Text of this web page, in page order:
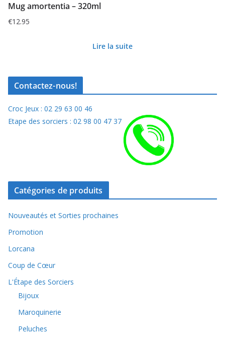
Mug amortentia – 320ml
€12.95
Lire la suite
Contactez-nous!
Croc Jeux : 02 29 63 00 46
Etape des sorciers : 02 98 00 47 37
Catégories de produits
Nouveautés et Sorties prochaines
Promotion
Lorcana
Coup de Cœur
L'Étape des Sorciers
Bijoux
Maroquinerie
Peluches